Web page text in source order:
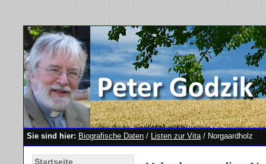
Sie sind hier: Biografische Daten/Listen zur Vita/ Norgaardholz
Startseite